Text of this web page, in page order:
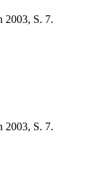
2003, S. 7.
2003, S. 7.